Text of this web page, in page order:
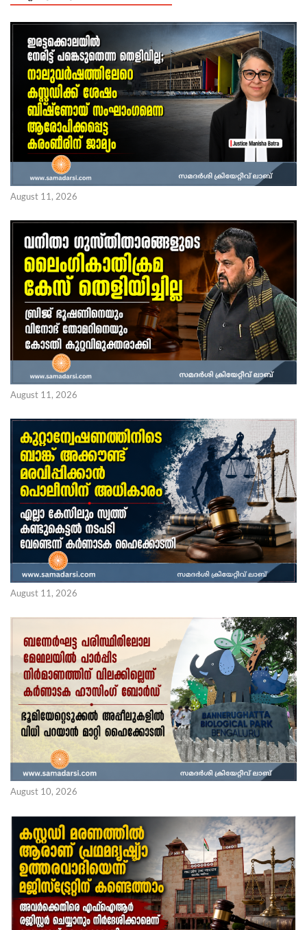
August 11, 2026
August 11, 2026
August 11, 2026
August 10, 2026